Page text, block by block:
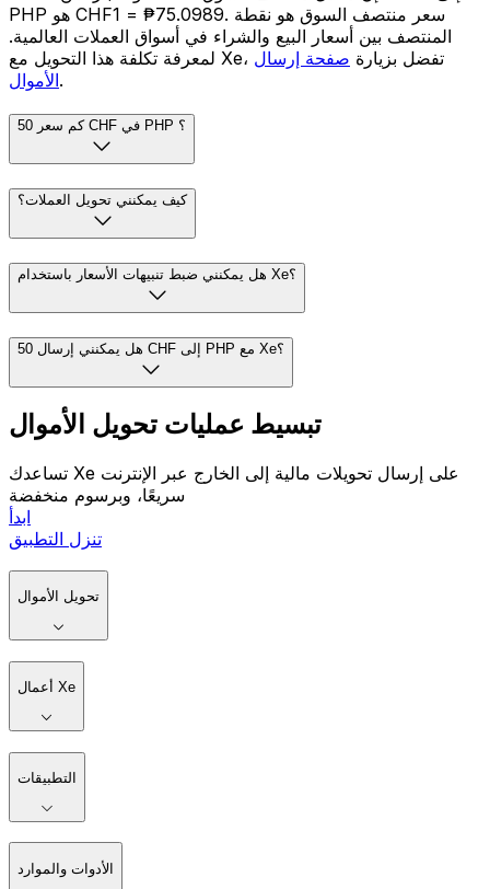
PHP هو CHF1 = ₱75.0989. سعر منتصف السوق هو نقطة
المنتصف بين أسعار البيع والشراء في أسواق العملات العالمية.
لمعرفة تكلفة هذا التحويل مع Xe، تفضل بزيارة صفحة إرسال
الأموال.
كم سعر 50 CHF في PHP ؟
كيف يمكنني تحويل العملات؟
هل يمكنني ضبط تنبيهات الأسعار باستخدام Xe؟
هل يمكنني إرسال 50 CHF إلى PHP مع Xe؟
تبسيط عمليات تحويل الأموال
تساعدك Xe على إرسال تحويلات مالية إلى الخارج عبر الإنترنت
سريعًا، وبرسوم منخفضة
ابدأ
تنزل التطبيق
تحويل الأموال
أعمال Xe
التطبيقات
الأدوات والموارد